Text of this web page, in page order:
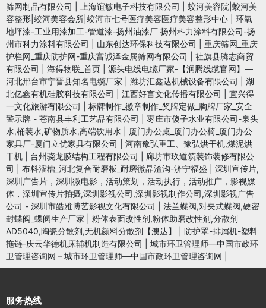
筛网制品有限公司
上海谊敏电子科技有限公司
蛟河美容院|蛟河美
容整形|蛟河美容会所|蛟河市七号医疗美容医疗美容整形中心
环氧
地坪漆-工业用漆加工-管道漆-扬州油漆厂 扬州科力涂料有限公司-扬
州市科力涂料有限公司
山东创达环保科技有限公司
重庆筛网_重庆
护栏网_重庆防护网-重庆富诚泽金属筛网有限公司
社旗县腾志商贸
有限公司
海得物联_首页
源头电线电缆厂家-【润腾线缆官网】—
河北邢台市宁晋县知名电缆厂家
潍坊汇鑫达机械设备有限公司
湖
北亿鑫有机硅胶科技有限公司
江西好言文化传播有限公司
宜兴得
一文化旅游有限公司
标牌制作_徽章制作_奖牌定做_胸牌厂家_安全
警示牌 - 苍南县丰利工艺品有限公司
枣庄市傻子水业有限公司-泉头
水,桶装水,矿物质水,高端饮用水
厦门办公桌_厦门办公椅_厦门办公
家具厂-厦门立优家具有限公司
河南豫弘重工、豫弘烘干机,煤泥烘
干机
台州骁龙膜结构工程有限公司
廊坊市玖道筑装饰装修有限公
司
布料溜槽_河北复合耐磨板_耐磨微晶渣沟-济宁福盛
深圳宣传片,
深圳广告片，深圳微电影，活动策划，活动执行，活动推广，影视媒
体，深圳宣传片拍摄,深圳影视公司,深圳影视制作公司,深圳影视广告
公司 - 深圳市皓雅博艺影视文化有限公司
法兰蝶阀,对夹式蝶阀,硬密
封蝶阀_蝶阀生产厂家
粉体表面改性剂,粉体助磨改性剂,分散剂
AD5040,陶瓷分散剂,无机颜料分散剂【澳达】
防护罩-排屑机-塑料
拖链-庆云华德机床辅机制造有限公司
城市环卫管理师—中国市政环
卫管理咨询网－城市环卫管理师—中国市政环卫管理咨询网
服务热线